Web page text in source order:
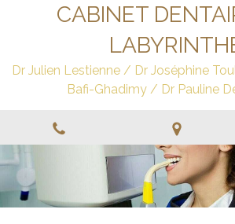
CABINET
Dr Julien Lestienne / Dr Joséphine
Bafi-Ghadimy / Dr Pauline